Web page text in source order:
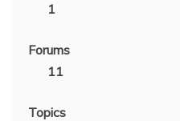
1
Forums
11
Topics